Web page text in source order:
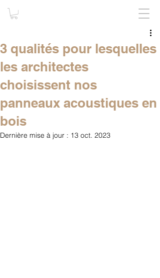
3 qualités pour lesquelles
les architectes
choisissent nos
panneaux acoustiques en
bois
Dernière mise à jour : 13 oct. 2023